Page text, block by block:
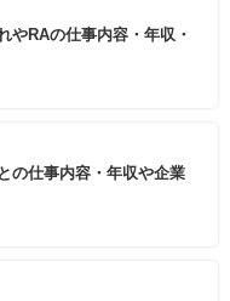
やRAの仕事内容・年収・
の仕事内容・年収や企業